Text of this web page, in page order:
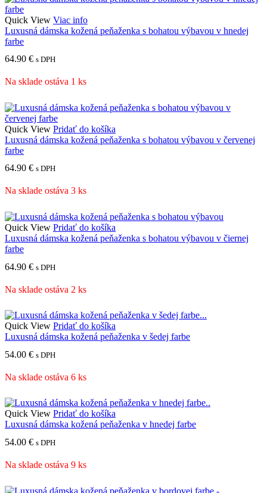
Quick View Viac info
Luxusná dámska kožená peňaženka s bohatou výbavou v hnedej
farbe
64.90 € s DPH
Na sklade ostáva 1 ks
Quick View Pridať do košíka
Luxusná dámska kožená peňaženka s bohatou výbavou v červenej
farbe
64.90 € s DPH
Na sklade ostáva 3 ks
Quick View Pridať do košíka
Luxusná dámska kožená peňaženka s bohatou výbavou v čiernej
farbe
64.90 € s DPH
Na sklade ostáva 2 ks
Quick View Pridať do košíka
Luxusná dámska kožená peňaženka v šedej farbe
54.00 € s DPH
Na sklade ostáva 6 ks
Quick View Pridať do košíka
Luxusná dámska kožená peňaženka v hnedej farbe
54.00 € s DPH
Na sklade ostáva 9 ks